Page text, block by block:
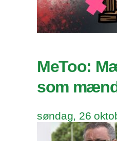
MeToo:
som
søndag, 26